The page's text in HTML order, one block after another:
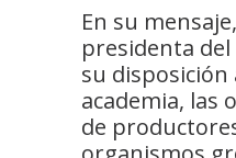
En su
presidenta del
su
academia, las
de